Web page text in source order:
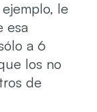
le
esa
a 6
los no
de